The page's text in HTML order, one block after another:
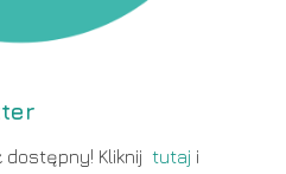
Kliknij tutaj i